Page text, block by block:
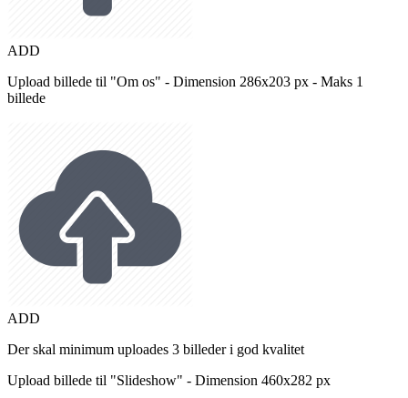
ADD
Upload billede til "Om os" - Dimension 286x203 px - Maks 1
billede
ADD
Der skal minimum uploades 3 billeder i god kvalitet
Upload billede til "Slideshow" - Dimension 460x282 px